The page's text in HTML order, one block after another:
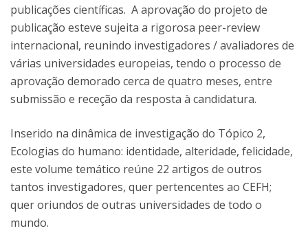
publicações científicas. A aprovação do projeto de
publicação esteve sujeita a rigorosa peer-review
internacional, reunindo investigadores / avaliadores de
várias universidades europeias, tendo o processo de
aprovação demorado cerca de quatro meses, entre
submissão e receção da resposta à candidatura.
Inserido na dinâmica de investigação do Tópico 2,
Ecologias do humano: identidade, alteridade, felicidade,
este volume temático reúne 22 artigos de outros
tantos investigadores, quer pertencentes ao CEFH;
quer oriundos de outras universidades de todo o
mundo.